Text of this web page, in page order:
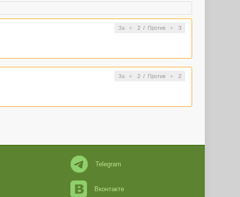
За 2/ Против 3
За 2/ Против 2
Telegram
Вконтакте